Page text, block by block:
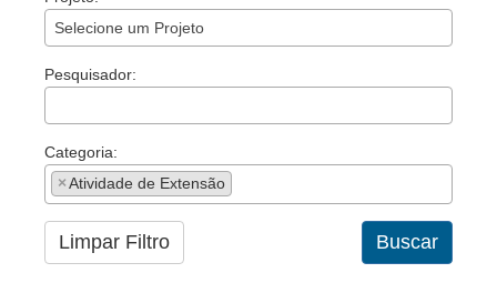
Selecione um Projeto
Pesquisador:
Categoria:
×Atividade de Extensão
Limpar Filtro Buscar